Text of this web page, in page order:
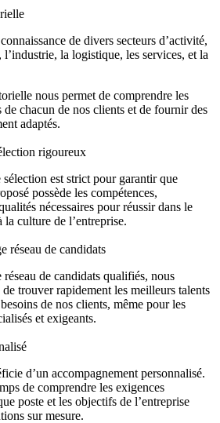
de divers secteurs d’activité,
la logistique, les services, et la
nous permet de comprendre les
de chacun de nos clients et de fournir des
adaptés.
rigoureux
sélection est strict pour garantir que
possède les compétences,
nécessaires pour réussir dans le
la culture de l’entreprise.
réseau de candidats
réseau de candidats qualifiés, nous
de trouver rapidement les meilleurs talents
de nos clients, même pour les
et exigeants.
d’un accompagnement personnalisé.
de comprendre les exigences
poste et les objectifs de l’entreprise
sur mesure.